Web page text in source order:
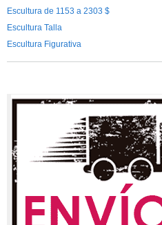
Escultura de 1153 a 2303 $
Escultura Talla
Escultura Figurativa